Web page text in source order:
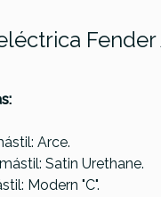
Fender
Arce.
Satin Urethane.
Modern "C".